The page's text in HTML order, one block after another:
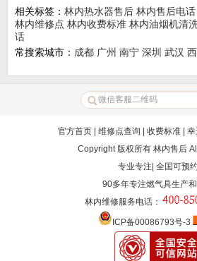
相关标签： 林内热水器售后 林内售后电话
林内维修点 林内收费标准 林内油烟机清
话
常搜索城市： 成都 广州 南宁 深圳 武汉
官方首页| 维修点查询 收费标准| 幸
Copyright 版权所有 林内售后
专业专注| 全国可预约
90多年专注燃气具生产
林内维修服务电话 ：
ICP备00086793号-3